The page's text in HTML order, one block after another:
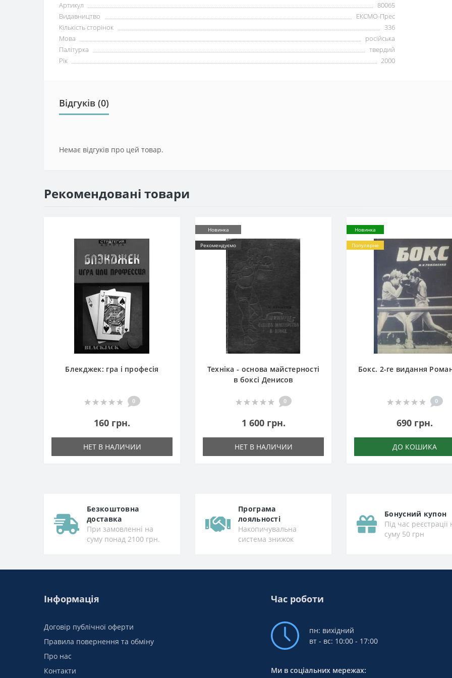
Артикул
80065
Видавництво
ЕКСМО-Прес
Кількість сторінок
336
Мова
російська
Палітурка
твердий
Рік
2000
Відгуків (0)
Немає відгуків про цей товар.
Рекомендовані товари
Блекджек: гра і професія
0
160 грн.
НЕТ В НАЛИЧИИ
Новинка
Рекомендуємо
Техніка - основа майстерності
в боксі Денисов
0
1 600 грн.
НЕТ В НАЛИЧИИ
Новинка
Популярне
Бокс. 2-ге видання
0
690 грн.
ДО КОШИКА
Безкоштовна
доставка
При замовленні на
суму понад 2100 грн.
Програма
лояльності
Накопичувальна
система знижок
Бонусний купон
Під час реєстрації
суму 50 грн
Інформація
Договір публічної оферти
Правила повернення та обміну
Про нас
Контакти
Час роботи
пн: вихідний
вт - вс: 10:00 - 17:00
Ми в соціальних мережах: